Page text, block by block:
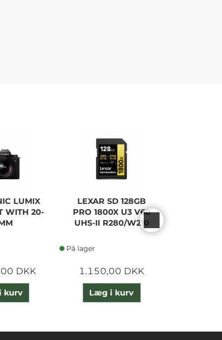
LUMIX
WITH 20-
DKK
kurv
LEXAR SD 128GB
PRO 1800X U3 V60
UHS-II R280/W210
På lager
1.150,00 DKK
Læg i kurv